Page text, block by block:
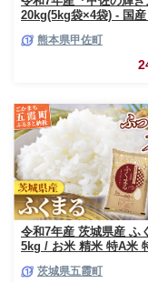
20kg(5kg袋×4袋) - 国
訳あり 厳選 マイスター
援 ひのひかり 森のく
すすめ 熊本県 甲佐町
熊本県甲佐町
令和7年産 茨城県産 ふ
5kg / お米 精米 特A米
五霞町【価格改定X】
茨城県五霞町